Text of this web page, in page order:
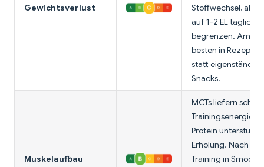
Gewichtsverlust
Stoffwechsel, aber
auf 1-2 EL täglich
begrenzen. Am
besten in Rezepten
statt
Snacks.
Muskelaufbau
MCTs liefern
Trainingsenergie,
Protein
Erholung. Nach
Training in